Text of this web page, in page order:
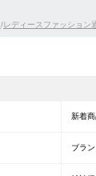
/レディースファッション
新着
ブラ